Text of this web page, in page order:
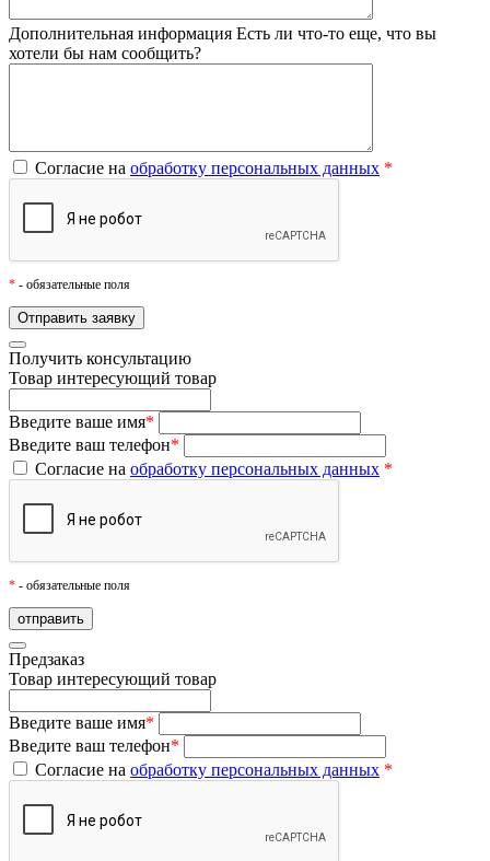
Дополнительная информация Есть ли что-то еще, что вы
хотели бы нам сообщить?
Согласие на обработку персональных данных *
* - обязательные поля
Получить консультацию
Товар интересующий товар
Введите ваше имя*
Введите ваш телефон*
Согласие на обработку персональных данных *
* - обязательные поля
Предзаказ
Товар интересующий товар
Введите ваше имя*
Введите ваш телефон*
Согласие на обработку персональных данных *